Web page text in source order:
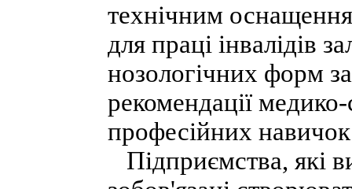
технічним
для праці інвалідів
нозологічних форм
рекомендації медико-
професійних навичок
Підприємства, які